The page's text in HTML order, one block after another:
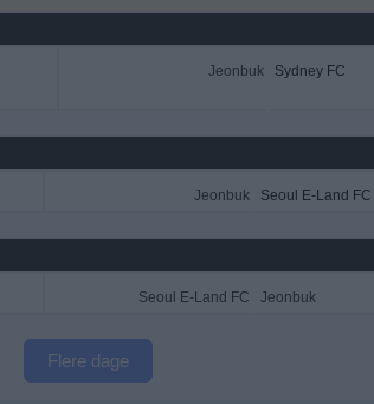
Jeonbuk Sydney FC
Jeonbuk Seoul E-Land FC
Seoul E-Land FC Jeonbuk
Flere dage